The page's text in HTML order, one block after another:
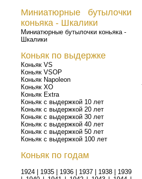
Миниатюрные бутылочки
коньяка - Шкалики
Миниатюрные бутылочки коньяка -
Шкалики
Коньяк по выдержке
Коньяк VS
Коньяк VSOP
Коньяк Napoleon
Коньяк XO
Коньяк Extra
Коньяк с выдержкой 10 лет
Коньяк с выдержкой 20 лет
Коньяк с выдержкой 30 лет
Коньяк с выдержкой 40 лет
Коньяк с выдержкой 50 лет
Коньяк с выдержкой 100 лет
Коньяк по годам
1924 1935 1936 1937 1938
1939